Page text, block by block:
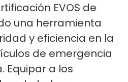
EVOS de
una herramienta
y eficiencia en la
de emergencia
Equipar a los